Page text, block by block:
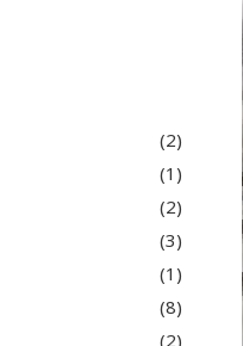
(2)
(1)
(2)
(3)
(1)
(8)
(2)